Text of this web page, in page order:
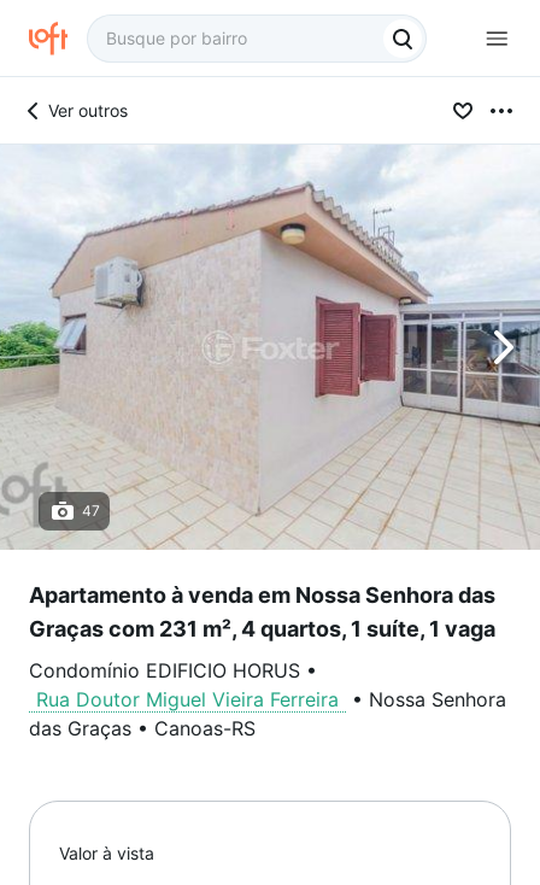
Ver outros
47
Apartamento à venda em Nossa Senhora das
Graças com 231 m², 4 quartos, 1 suíte, 1 vaga
Condomínio EDIFICIO HORUS •
Rua Doutor Miguel Vieira Ferreira
• Nossa Senhora
das Graças • Canoas-RS
Valor à vista